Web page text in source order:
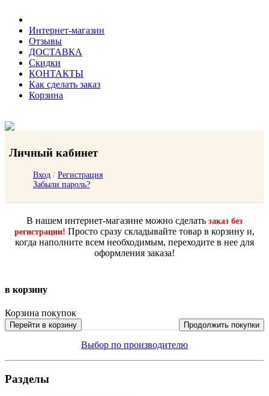
Интернет-магазин
Отзывы
ДОСТАВКА
Скидки
КОНТАКТЫ
Как сделать заказ
Корзина
Личный кабинет
Вход / Регистрация
Забыли пароль?
В нашем интернет-магазине можно сделать заказ без
регистрации! Просто сразу складывайте товар в корзину и,
когда наполните всем необходимым, переходите в нее для
оформления заказа!
в корзину
Корзина покупок
Перейти в корзину Продолжить покупки
Выбор по производителю
Разделы